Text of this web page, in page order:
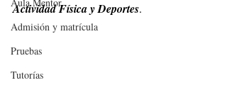
Admisión y matrícula
Pruebas
Tutorías
Actividad Física y Deportes.